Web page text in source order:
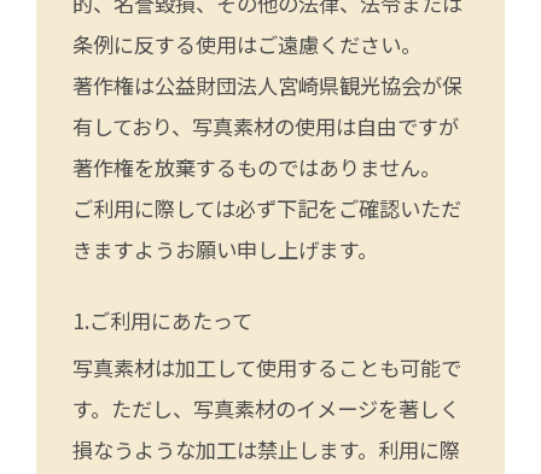
条例に反する使用はご遠慮ください。
著作権は公益財団法人宮崎県観光協会が保
有しており、写真素材の使用は自由ですが
著作権を放棄するものではありません。
ご利用に際しては必ず下記をご確認いただ
きますようお願い申し上げます。
ご利用にあたって
写真素材は加工して使用することも可能で
す。ただし、写真素材のイメージを著しく
損なうような加工は禁止します。利用に際